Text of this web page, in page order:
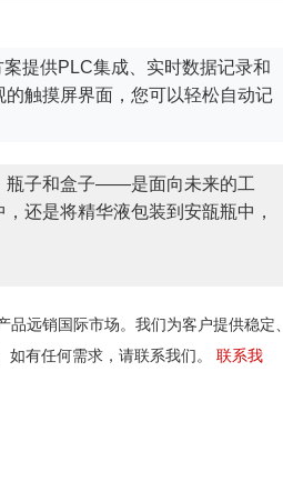
提供PLC集成、实时数据记录和
触摸屏界面，您可以轻松自动记
瓶子和盒子——是面向未来的工
还是将精华液包装到安瓿瓶中，
品远销国际市场。我们为客户提供稳定、
有任何需求，请联系我们。 联系我